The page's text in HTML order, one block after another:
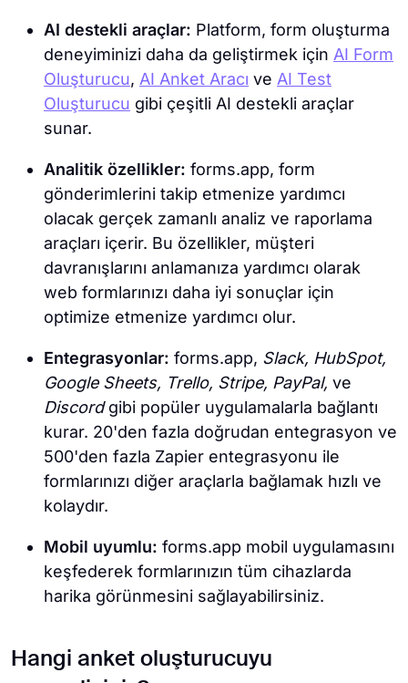
AI destekli araçlar: Platform, form oluşturma
deneyiminizi daha da geliştirmek için AI Form
Oluşturucu, AI Anket Aracı ve AI Test
Oluşturucu gibi çeşitli AI destekli araçlar
sunar.
Analitik özellikler: forms.app, form
gönderimlerini takip etmenize yardımcı
olacak gerçek zamanlı analiz ve raporlama
araçları içerir. Bu özellikler, müşteri
davranışlarını anlamanıza yardımcı olarak
web formlarınızı daha iyi sonuçlar için
optimize etmenize yardımcı olur.
Entegrasyonlar: forms.app, Slack, HubSpot,
Google Sheets, Trello, Stripe, PayPal, ve
Discordgibi popüler uygulamalarla bağlantı
kurar. 20'den fazla doğrudan entegrasyon ve
500'den fazla Zapier entegrasyonu ile
formlarınızı diğer araçlarla bağlamak hızlı ve
kolaydır.
Mobil uyumlu: forms.app mobil uygulamasını
keşfederek formlarınızın tüm cihazlarda
harika görünmesini sağlayabilirsiniz.
Hangi anket oluşturucuyu